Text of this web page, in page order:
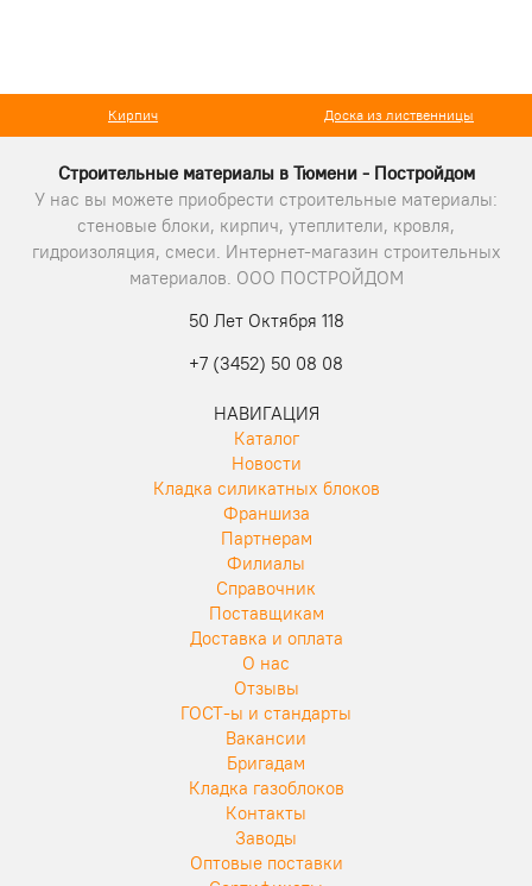
Доска из лиственницы Тротуарная плитка
Строительные материалы в Тюмени - Постройдом
У нас вы можете приобрести строительные материалы:
стеновые блоки, кирпич, утеплители, кровля,
гидроизоляция, смеси. Интернет-магазин строительных
материалов. ООО ПОСТРОЙДОМ
50 Лет Октября 118
+7 (3452) 50 08 08
НАВИГАЦИЯ
Каталог
Новости
Кладка силикатных блоков
Франшиза
Партнерам
Филиалы
Справочник
Поставщикам
Доставка и оплата
О нас
Отзывы
ГОСТ-ы и стандарты
Вакансии
Бригадам
Кладка газоблоков
Контакты
Заводы
Оптовые поставки